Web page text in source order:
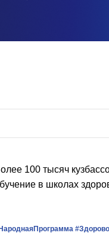
100 тысяч
в школах